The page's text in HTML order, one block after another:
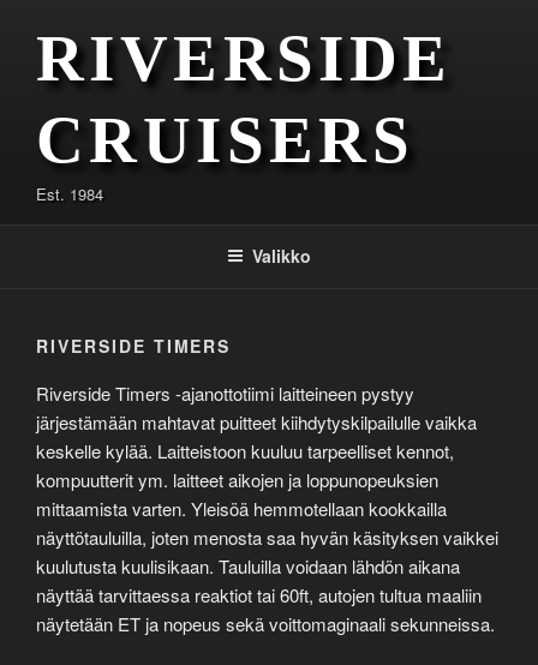
sisältöönRIVERSIDE
CRUISERS
Est. 1984
Valikko
RIVERSIDE TIMERS
Riverside Timers -ajanottotiimi laitteineen pystyy
järjestämään mahtavat puitteet kiihdytyskilpailulle vaikka
keskelle kylää. Laitteistoon kuuluu tarpeelliset kennot,
kompuutterit ym. laitteet aikojen ja loppunopeuksien
mittaamista varten. Yleisöä hemmotellaan kookkailla
näyttötauluilla, joten menosta saa hyvän käsityksen vaikkei
kuulutusta kuulisikaan. Tauluilla voidaan lähdön aikana
näyttää tarvittaessa reaktiot tai 60ft, autojen tultua maaliin
näytetään ET ja nopeus sekä voittomaginaali sekunneissa.